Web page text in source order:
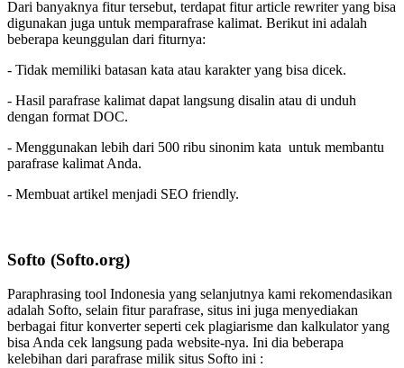
Dari banyaknya fitur tersebut, terdapat fitur article rewriter yang bisa
digunakan juga untuk memparafrase kalimat. Berikut ini adalah
beberapa keunggulan dari fiturnya:
- Tidak memiliki batasan kata atau karakter yang bisa dicek.
- Hasil parafrase kalimat dapat langsung disalin atau di unduh
dengan format DOC.
- Menggunakan lebih dari 500 ribu sinonim kata untuk membantu
parafrase kalimat Anda.
- Membuat artikel menjadi SEO friendly.
Softo (Softo.org)
Paraphrasing tool Indonesia yang selanjutnya kami rekomendasikan
adalah Softo, selain fitur parafrase, situs ini juga menyediakan
berbagai fitur konverter seperti cek plagiarisme dan kalkulator yang
bisa Anda cek langsung pada website-nya. Ini dia beberapa
kelebihan dari parafrase milik situs Softo ini :